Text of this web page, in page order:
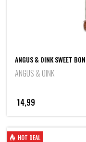
ANGUS & OINK SWEET
ANGUS & OINK
14,99
HOT DEAL